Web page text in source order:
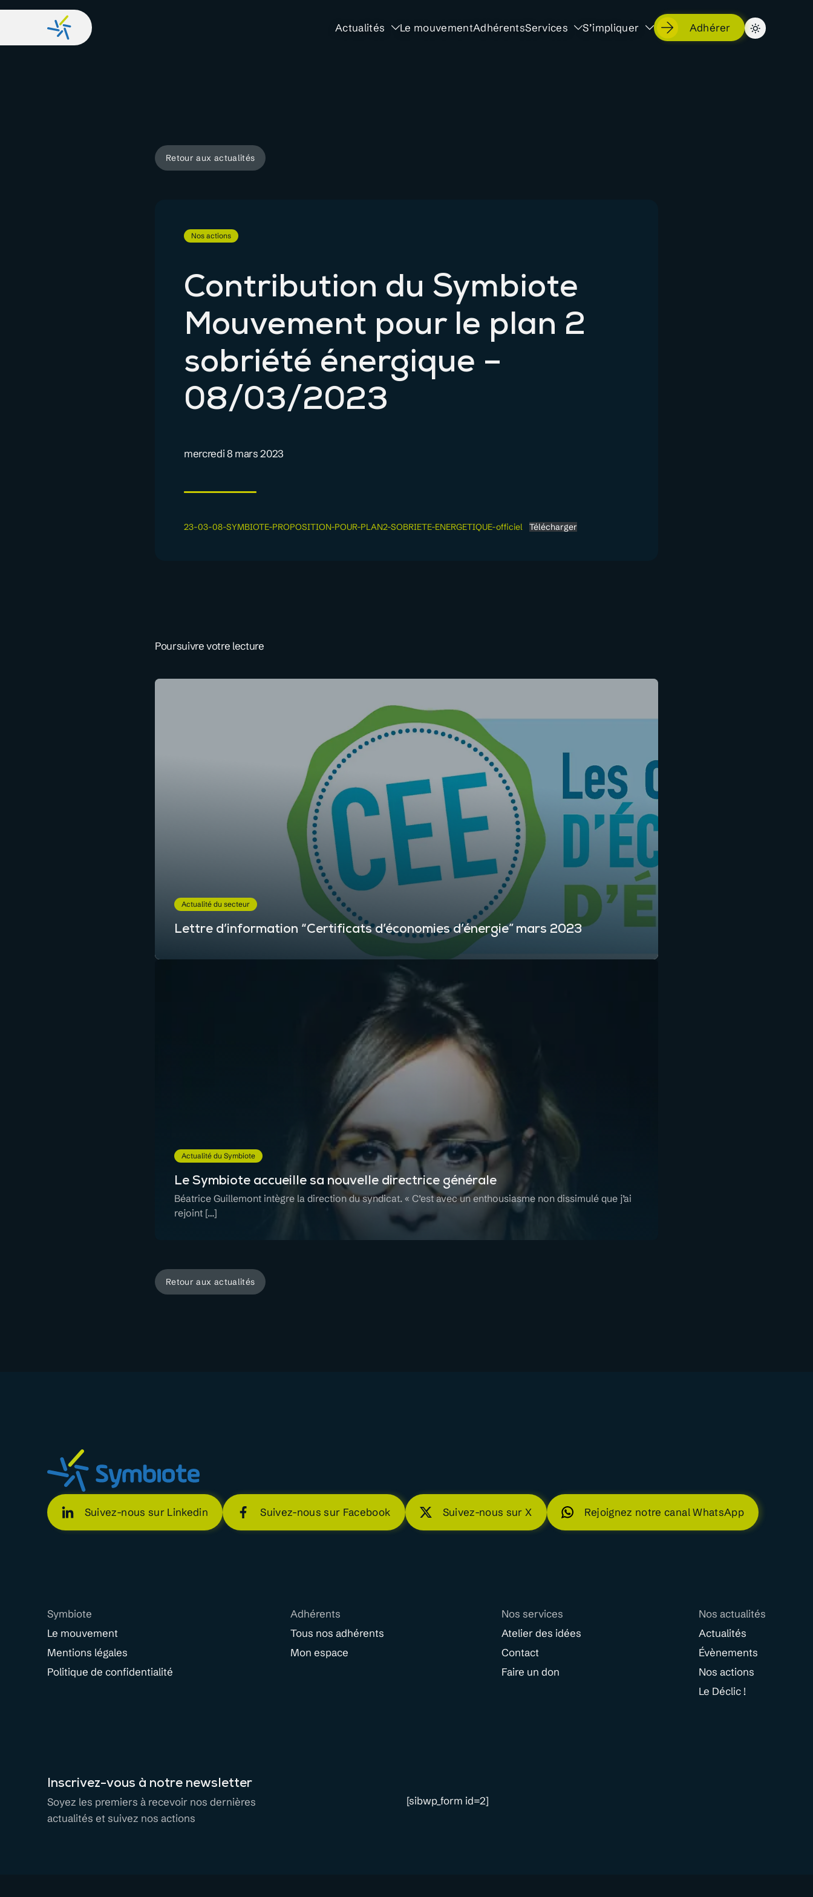
Actualités Le mouvementAdhérentsServices S’impliquer Adhérer
Retour aux actualités
Nos actions
Contribution du Symbiote
Mouvement pour le plan 2
sobriété énergique –
08/03/2023
mercredi 8 mars 2023
23-03-08-SYMBIOTE-PROPOSITION-POUR-PLAN2-SOBRIETE-ENERGETIQUE-officiel Télécharger
Poursuivre votre lecture
Actualité du secteur
Lettre d’information “Certificats d’économies d’énergie” mars 2023
Actualité du Symbiote
Le Symbiote accueille sa nouvelle directrice générale
Béatrice Guillemont intègre la direction du syndicat. « C’est avec un enthousiasme non dissimulé que j’ai
rejoint […]
Retour aux actualités
Suivez-nous sur Linkedin Suivez-nous sur Facebook Suivez-nous sur X Rejoignez notre canal WhatsApp
Symbiote
Le mouvement
Mentions légales
Politique de confidentialité
Adhérents
Tous nos adhérents
Mon espace
Nos services
Atelier des idées
Contact
Faire un don
Nos actualités
Actualités
Évènements
Nos actions
Le Déclic !
Inscrivez-vous à notre newsletter
Soyez les premiers à recevoir nos dernières
actualités et suivez nos actions
[sibwp_form id=2]